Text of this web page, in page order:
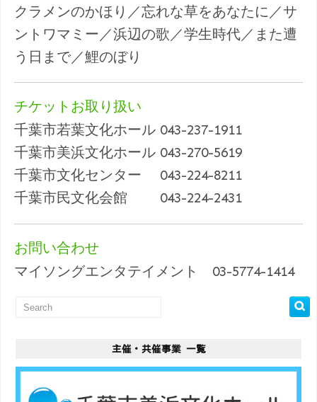
クラメンのかほり／忘れな草をあなたに／サ
ントワマミー／浜辺の歌／学生時代／また遭
う日まで／鯉のぼり
チケットお取り扱い
千葉市若葉文化ホール 043-237-1911
千葉市美浜文化ホール 043-270-5619
千葉市文化センター 043-224-8211
千葉市民文化会館 043-224-2431
お問い合わせ
マイソングエンタテイメント 03-5774-1414
主催・共催事業 一覧